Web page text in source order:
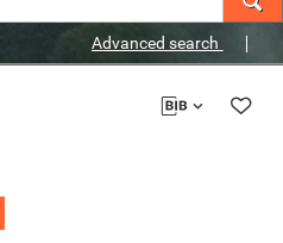
Advanced search